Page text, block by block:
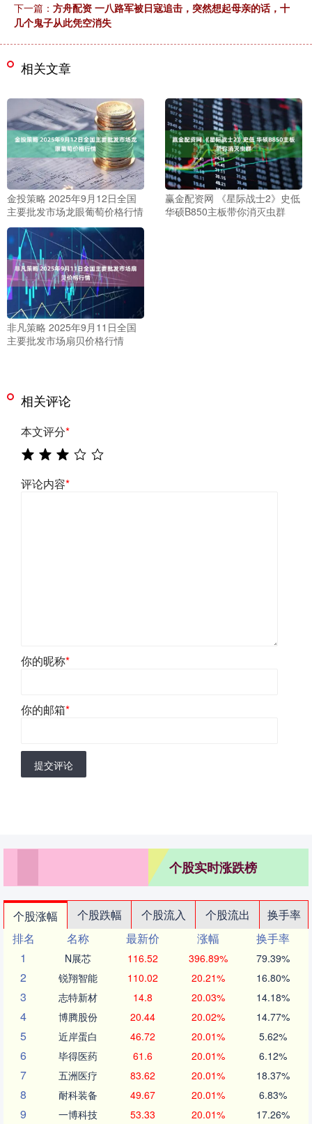
下一篇： 方舟配资 一八路军被日寇追击，突然想起母亲的话，十
几个鬼子从此凭空消失
相关文章
金投策略 2025年9月12日全国
主要批发市场龙眼葡萄价格行情
赢金配资网 《星际战士2》史低
华硕B850主板带你消灭虫群
非凡策略 2025年9月11日全国
主要批发市场扇贝价格行情
相关评论
本文评分*
评论内容*
你的昵称*
你的邮箱*
提交评论
个股实时涨跌榜
个股涨幅 个股跌幅 个股流入 个股流出
换手率
排名
名称 最新价 涨幅
换手率
1
N展芯 116.52 396.89% 79.39%
2 锐翔智能 110.02 20.21% 16.80%
3 志特新材 14.8 20.03% 14.18%
4 博腾股份 20.44 20.02% 14.77%
5 近岸蛋白 46.72 20.01% 5.62%
6 毕得医药 61.6 20.01% 6.12%
7 五洲医疗 83.62 20.01% 18.37%
8 耐科装备 49.67 20.01% 6.83%
9 一博科技 53.33 20.01% 17.26%